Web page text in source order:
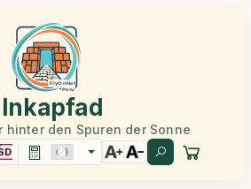
Inkapfad
hinter den Spuren der Sonne